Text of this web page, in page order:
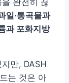
일·통곡물과
과 포화지방
만, DASH
는 것은 아